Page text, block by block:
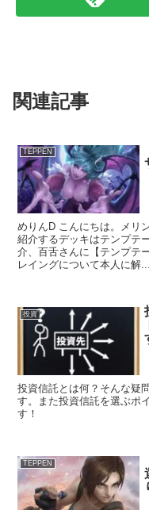
関連記事
TEPPEN
めりんD こんにちは。メリ
紹介するデッキはテンプテ
介、百舌さんに【テンプテ
レイングについて本人に解...
投資
投資信託とは何？そんな疑
す。また投資信託を選ぶポ
す！
TEPPEN